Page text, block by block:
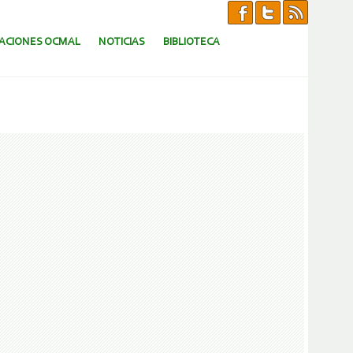
OCMAL NOTICIAS BIBLIOTECA